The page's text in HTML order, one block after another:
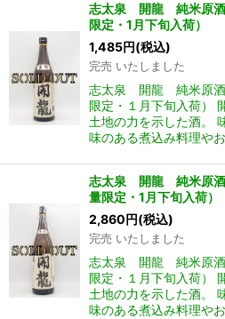
志太泉 開龍 純米原
限定・1月下旬入荷）
1,485円(税込)
完売 いたしました
志太泉 開龍 純米原
限定・１月下旬入荷）
土地の力を示した酒。
味のある煮込み料理や
志太泉 開龍 純米
量限定・1月下旬入荷）
2,860円(税込)
完売 いたしました
志太泉 開龍 純米原
限定・１月下旬入荷）
土地の力を示した酒。
味のある煮込み料理や